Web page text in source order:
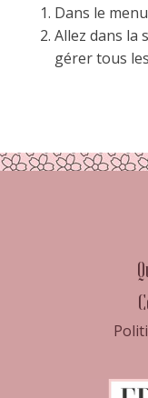
Dans le
Allez dans la
gérer tous